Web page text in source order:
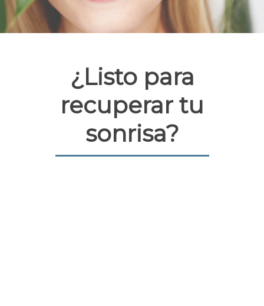
¿Listo para
recuperar tu
sonrisa?